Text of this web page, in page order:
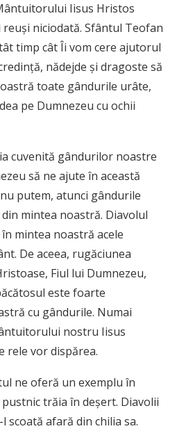
Iisus Hristos
niciodată. Sfântul Teofan
timp cât Îi vom cere ajutorul
nădejde şi dragoste să
toate gândurile urâte,
pe Dumnezeu cu ochii
cuvenită gândurilor noastre
să ne ajute în această
putem, atunci gândurile
mintea noastră. Diavolul
mintea noastră acele
De aceea, rugăciunea
Fiul lui Dumnezeu,
este foarte
cu gândurile. Numai
nostru Iisus
rele vor dispărea.
ne oferă un exemplu în
trăia în deşert. Diavolii
scoată afară din chilia sa.